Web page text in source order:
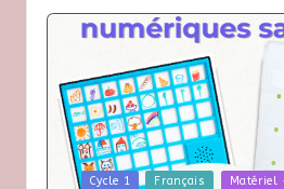
PostedCycle 1 Français Matériel